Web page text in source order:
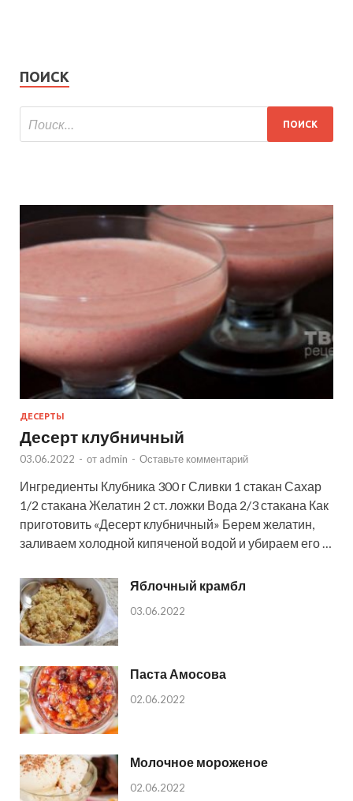
ПОИСК
ДЕСЕРТЫ
Десерт клубничный
03.06.2022 - от admin - Оставьте комментарий
Ингредиенты Клубника 300 г Сливки 1 стакан Сахар
1/2 стакана Желатин 2 ст. ложки Вода 2/3 стакана Как
приготовить «Десерт клубничный» Берем желатин,
заливаем холодной кипяченой водой и убираем его …
Яблочный крамбл
03.06.2022
Паста Амосова
02.06.2022
Молочное мороженое
02.06.2022